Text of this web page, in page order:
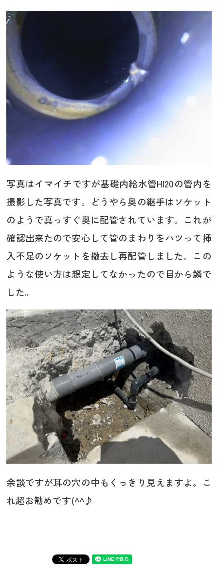
写真はイマイチですが基礎内給水管HI20の管内を
撮影した写真です。どうやら奥の継手はソケット
のようで真っすぐ奥に配管されています。これが
確認出来たので安心して管のまわりをハツって挿
入不足のソケットを撤去し再配管しました。この
ような使い方は想定してなかったので目から鱗で
した。
余談ですが耳の穴の中もくっきり見えますよ。こ
れ超お勧めです(^^♪